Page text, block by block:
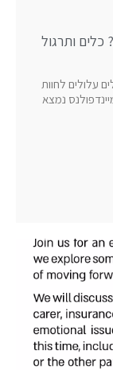
ותרגול
עלולים לחוות
נמצא